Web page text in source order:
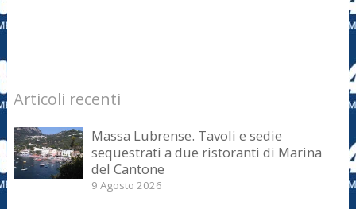
Articoli recenti
Massa Lubrense. Tavoli e sedie
sequestrati a due ristoranti di Marina
del Cantone
9 Agosto 2026